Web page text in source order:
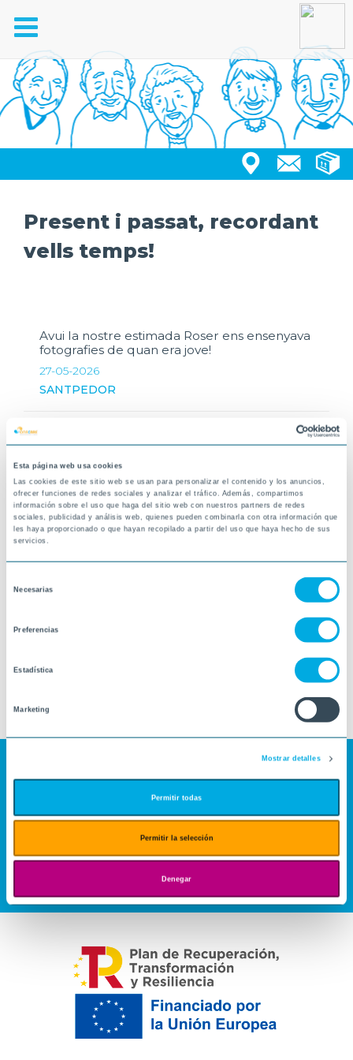
Esta página web usa cookies
Las cookies de este sitio web se usan para personalizar el contenido y los anuncios,
ofrecer funciones de redes sociales y analizar el tráfico. Además, compartimos
información sobre el uso que haga del sitio web con nuestros partners de redes
sociales, publicidad y análisis web, quienes pueden combinarla con otra información que
les haya proporcionado o que hayan recopilado a partir del uso que haya hecho de sus
servicios.
Necesarias
Preferencias
Estadística
Marketing
Mostrar detalles
Permitir todas
Permitir la selección
Denegar
Toggle
navigation
Present i passat, recordant
vells temps!
Avui la nostre estimada Roser ens ensenyava
fotografies de quan era jove!
27-05-2026
SANTPEDOR